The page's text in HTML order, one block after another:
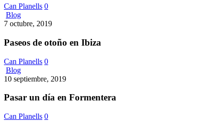
Can Planells 0
BlogPaseos
de
en
7 octubre, 2019
Paseos de otoño en Ibiza
Can Planells 0
BlogPasar
un
en
10 septiembre, 2019
Pasar un día en Formentera
Can Planells 0